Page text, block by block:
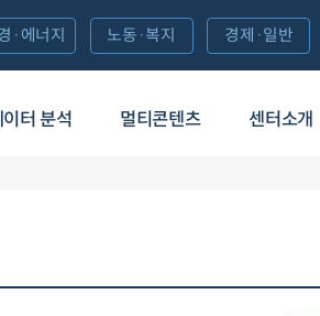
이터 분석 멀티콘텐츠 센터소개
·에너지 노동·복지 경제·일반